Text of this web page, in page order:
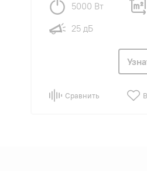
5000 Вт
25 дБ
Сравнить